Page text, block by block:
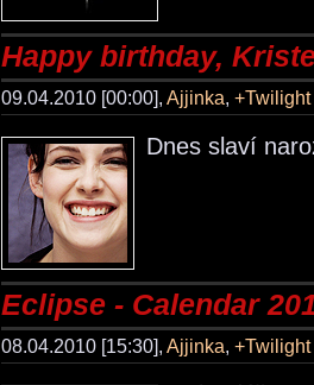
Happy birthday,
09.04.2010 [00:00], Ajjinka,
Dnes slaví
Eclipse - Calendar
08.04.2010 [15:30], Ajjinka,